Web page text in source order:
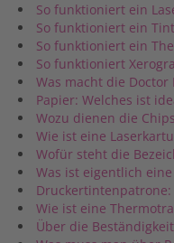
So funktioniert ein
So funktioniert ein
So funktioniert ein
So funktioniert
Was macht die Doctor
Papier: Welches ist
Wozu dienen die
Wie ist eine
Wofür steht die
Was ist eigentlich
Druckertintenpatrone:
Wie ist eine
Über die